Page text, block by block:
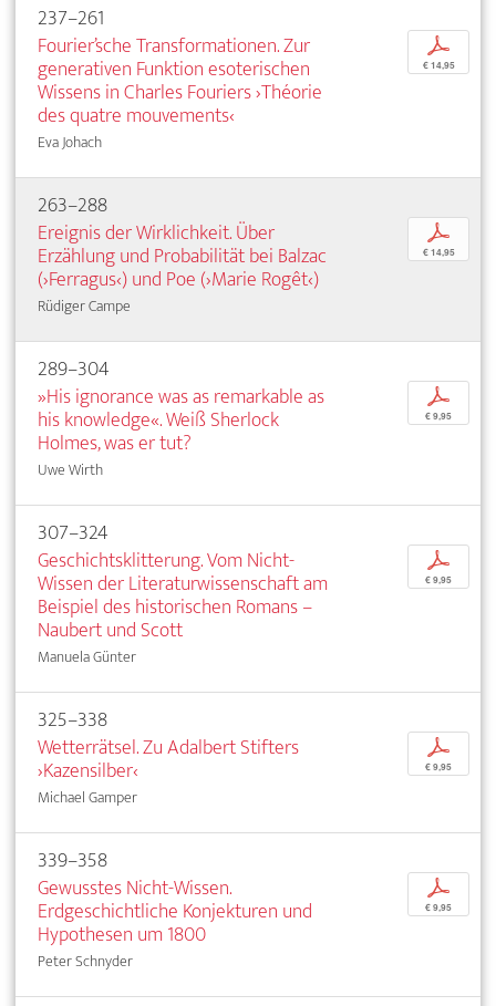
237–261
Fourier’sche Transformationen. Zur
generativen Funktion esoterischen
Wissens in Charles Fouriers ›Théorie
des quatre mouvements‹
Eva Johach
p
€ 14,95
263–288
Ereignis der Wirklichkeit. Über
Erzählung und Probabilität bei Balzac
(›Ferragus‹) und Poe (›Marie Rogêt‹)
Rüdiger Campe
p
€ 14,95
289–304
»His ignorance was as remarkable as
his knowledge«. Weiß Sherlock
Holmes, was er tut?
Uwe Wirth
p
€ 9,95
307–324
Geschichtsklitterung. Vom Nicht-
Wissen der Literaturwissenschaft am
Beispiel des historischen Romans –
Naubert und Scott
Manuela Günter
p
€ 9,95
325–338
Wetterrätsel. Zu Adalbert Stifters
›Kazensilber‹
Michael Gamper
p
€ 9,95
339–358
Gewusstes Nicht-Wissen.
Erdgeschichtliche Konjekturen und
Hypothesen um 1800
Peter Schnyder
p
€ 9,95